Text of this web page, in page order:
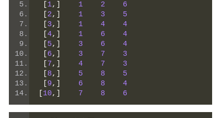
1,] 1 2
6
2,] 1 3
5
3,] 1 4
4
4,] 1 6
4
5,] 3 6
4
6,] 3 7
3
7,] 4 7
3
8,] 5 8
5
9,] 6 8
4
10,] 7 8 6